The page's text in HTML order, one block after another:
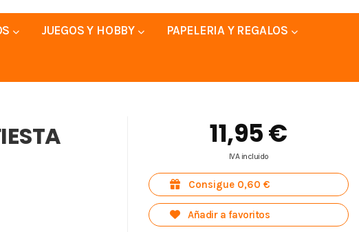
JUEGOS Y HOBBY PAPELERIA Y REGALOS
11,95 €
IVA incluido
Consigue 0,60 €
Añadir a favoritos